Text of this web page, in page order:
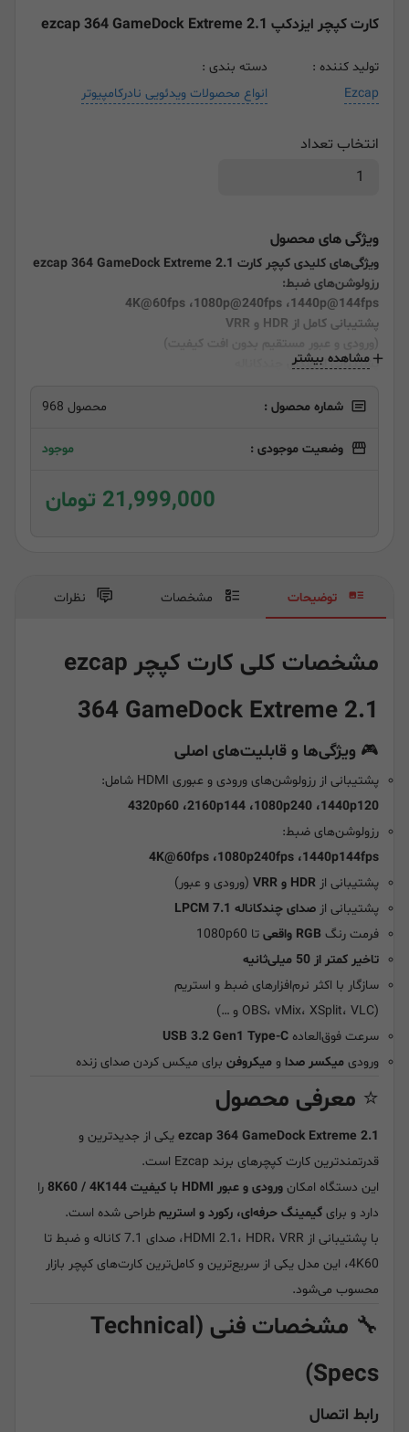
کارت کپچر ایزدکپ ezcap 364 GameDock Extreme 2.1
تولید کننده :
Ezcap
دسته بندی :
انواع محصولات ویدئویی نادرکامپیوتر
انتخاب تعداد
ویژگی های محصول
ویژگی‌های کلیدی کپچر کارت ezcap 364 GameDock Extreme 2.1
رزولوشن‌های ضبط:
4K@60fps ،1080p@240fps ،1440p@144fps
پشتیبانی کامل از HDR و VRR
(ورودی و عبور مستقیم بدون افت کیفیت)
پشتیبانی از صدای چندکاناله
تاخیر فوق‌العاده کم
پورت پرسرعت
مشاهده بیشتر
شماره محصول : محصول 968
وضعیت موجودی : موجود
21,999,000 تومان
مشخصات کلی کارت کپچر ezcap
364 GameDock Extreme 2.1
🎮 ویژگی‌ها و قابلیت‌های اصلی
پشتیبانی از رزولوشن‌های ورودی و عبوری HDMI شامل:
4320p60 ،2160p144 ،1080p240 ،1440p120
رزولوشن‌های ضبط:
4K@60fps ،1080p240fps ،1440p144fps
پشتیبانی از HDR و VRR
(ورودی و عبور)
پشتیبانی از صدای چندکاناله LPCM 7.1
فرمت رنگ RGB واقعی
تا 1080p60
تاخیر کمتر از 50 میلی‌ثانیه
سازگار با اکثر نرم‌افزارهای ضبط و استریم
(OBS، vMix، XSplit، VLC و …)
سرعت فوق‌العاده USB 3.2 Gen1 Type-C
ورودی میکسر صدا و میکروفن برای میکس کردن صدای زنده
⭐ معرفی محصول
ezcap 364 GameDock Extreme 2.1 یکی از جدیدترین و
قدرتمندترین کارت کپچرهای برند Ezcap است.
این دستگاه امکان ورودی و عبور HDMI با کیفیت 8K60 / 4K144
را
دارد و برای گیمینگ حرفه‌ای، رکورد و استریم طراحی شده است.
با پشتیبانی از HDMI 2.1، HDR، VRR، صدای 7.1 کاناله و ضبط تا
4K60، این مدل یکی از سریع‌ترین و کامل‌ترین کارت‌های کپچر بازار
محسوب می‌شود.
🔧
مشخصات فنی (Technical
Specs)
رابط اتصال